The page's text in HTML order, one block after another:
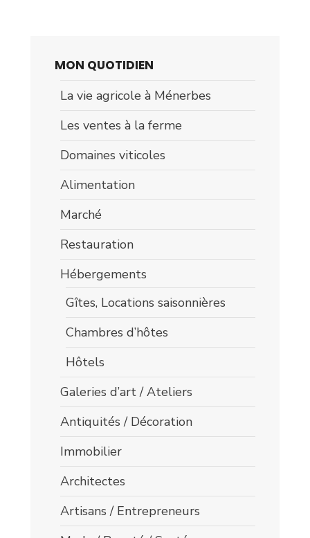
MON QUOTIDIEN
La vie agricole à Ménerbes
Les ventes à la ferme
Domaines viticoles
Alimentation
Marché
Restauration
Hébergements
Gîtes, Locations saisonnières
Chambres d’hôtes
Hôtels
Galeries d’art / Ateliers
Antiquités / Décoration
Immobilier
Architectes
Artisans / Entrepreneurs